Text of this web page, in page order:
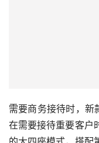
需要商务接待时，新
在需要接待重要客户
的大四座模式，搭配